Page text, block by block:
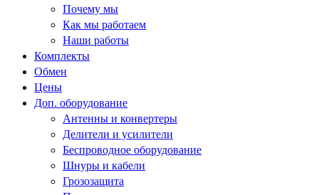
Почему мы
Как мы работаем
Наши работы
Комплекты
Обмен
Цены
Доп. оборудование
Антенны и конвертеры
Делители и усилители
Беспроводное оборудование
Шнуры и кабели
Грозозащита